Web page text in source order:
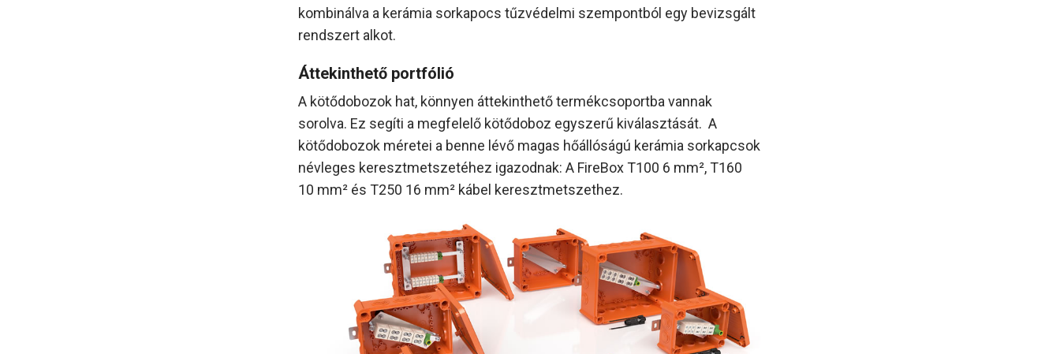
kombinálva a kerámia sorkapocs tűzvédelmi szempontból egy bevizsgált
rendszert alkot.
Áttekinthető portfólió
A kötődobozok hat, könnyen áttekinthető termékcsoportba vannak
sorolva. Ez segíti a megfelelő kötődoboz egyszerű kiválasztását. A
kötődobozok méretei a benne lévő magas hőállóságú kerámia sorkapcsok
névleges keresztmetszetéhez igazodnak: A FireBox T100 6 mm², T160
10 mm² és T250 16 mm² kábel keresztmetszethez.